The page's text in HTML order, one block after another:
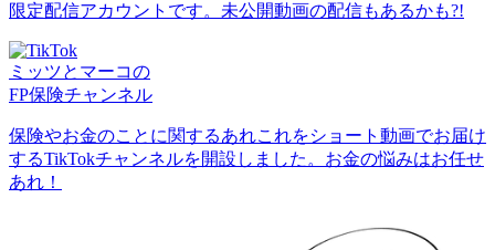
限定配信アカウントです。未公開動画の配信もあるかも?!
ミッツとマーコの
FP保険チャンネル
保険やお金のことに関するあれこれをショート動画でお届け
するTikTokチャンネルを開設しました。お金の悩みはお任せ
あれ！